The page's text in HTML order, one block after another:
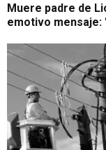
Muere padre de
emotivo mensaje: